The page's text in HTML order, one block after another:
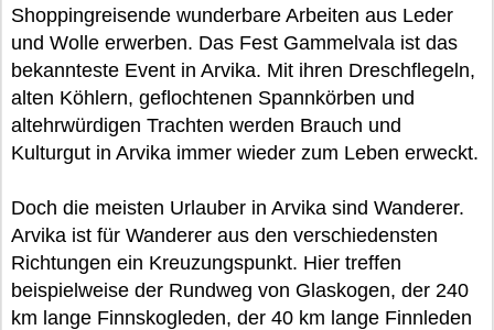
Shoppingreisende wunderbare Arbeiten aus Leder
und Wolle erwerben. Das Fest Gammelvala ist das
bekannteste Event in Arvika. Mit ihren Dreschflegeln,
alten Köhlern, geflochtenen Spannkörben und
altehrwürdigen Trachten werden Brauch und
Kulturgut in Arvika immer wieder zum Leben erweckt.
Doch die meisten Urlauber in Arvika sind Wanderer.
Arvika ist für Wanderer aus den verschiedensten
Richtungen ein Kreuzungspunkt. Hier treffen
beispielweise der Rundweg von Glaskogen, der 240
km lange Finnskogleden, der 40 km lange Finnleden